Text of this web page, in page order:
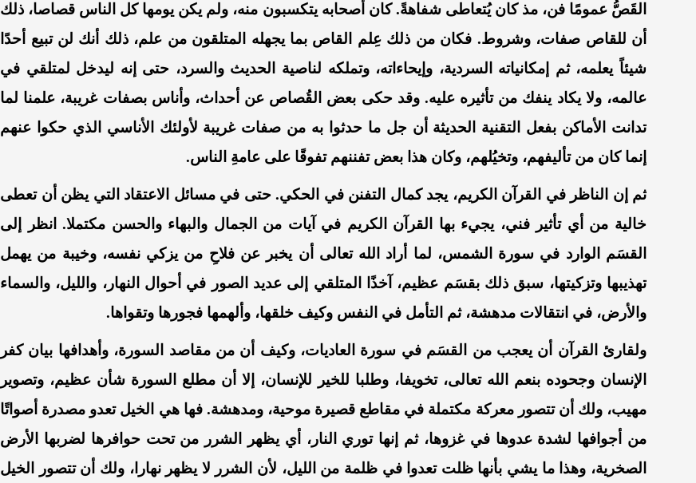
القَصُّ عمومًا فن، مذ كان يُتعاطى شفاهةً. كان أصحابه يتكسبون منه، ولم يكن يومها كل الناس قصاصا، ذلك
أن للقاص صفات، وشروط. فكان من ذلك عِلم القاص بما يجهله المتلقون من علم، ذلك أنك لن تبيع أحدًا
شيئاً يعلمه، ثم إمكانياته السردية، وإيحاءاته، وتملكه لناصية الحديث والسرد، حتى إنه ليدخل لمتلقي في
عالمه، ولا يكاد ينفك من تأثيره عليه. وقد حكى بعض القُصاص عن أحداث، وأناس بصفات غريبة، علمنا لما
تدانت الأماكن بفعل التقنية الحديثة أن جل ما حدثوا به من صفات غريبة لأولئك الأناسي الذي حكوا عنهم
إنما كان من تأليفهم، وتخيُلهم، وكان هذا بعض تفننهم تفوقًا على عامةِ الناس.
ثم إن الناظر في القرآن الكريم، يجد كمال التفنن في الحكي. حتى في مسائل الاعتقاد التي يظن أن تعطى
خالية من أي تأثير فني، يجيء بها القرآن الكريم في آيات من الجمال والبهاء والحسن مكتملا. انظر إلى
القسَم الوارد في سورة الشمس، لما أراد الله تعالى أن يخبر عن فلاحِ من يزكي نفسه، وخيبة من يهمل
تهذيبها وتزكيتها، سبق ذلك بقسَم عظيم، آخذًا المتلقي إلى عديد الصور في أحوال النهار، والليل، والسماء
والأرض، في انتقالات مدهشة، ثم التأمل في النفس وكيف خلقها، وألهمها فجورها وتقواها.
ولقارئ القرآن أن يعجب من القسَم في سورة العاديات، وكيف أن من مقاصد السورة، وأهدافها بيان كفر
الإنسان وجحوده بنعم الله تعالى، تخويفا، وطلبا للخير للإنسان، إلا أن مطلع السورة شأن عظيم، وتصوير
مهيب، ولك أن تتصور معركة مكتملة في مقاطع قصيرة موحية، ومدهشة. فها هي الخيل تعدو مصدرة أصواتًا
من أجوافها لشدة عدوها في غزوها، ثم إنها توري النار، أي يظهر الشرر من تحت حوافرها لضربها الأرض
الصخرية، وهذا ما يشي بأنها ظلت تعدوا في ظلمة من الليل، لأن الشرر لا يظهر نهارا، ولك أن تتصور الخيل